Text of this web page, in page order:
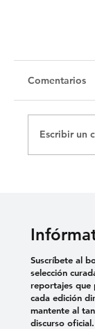
Comentarios
Escribir un
Suscríbete al
selección
reportajes que
cada edición
mantente al
discurso oficial.